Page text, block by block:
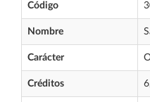
Código
Nombre
Carácter
Créditos